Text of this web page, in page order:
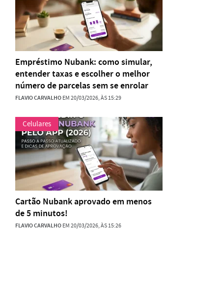
Empréstimo Nubank: como simular,
entender taxas e escolher o melhor
número de parcelas sem se enrolar
FLAVIO CARVALHOEM 20/03/2026, ÀS 15:29
Celulares
Cartão Nubank aprovado em menos
de 5 minutos!
FLAVIO CARVALHOEM 20/03/2026, ÀS 15:26